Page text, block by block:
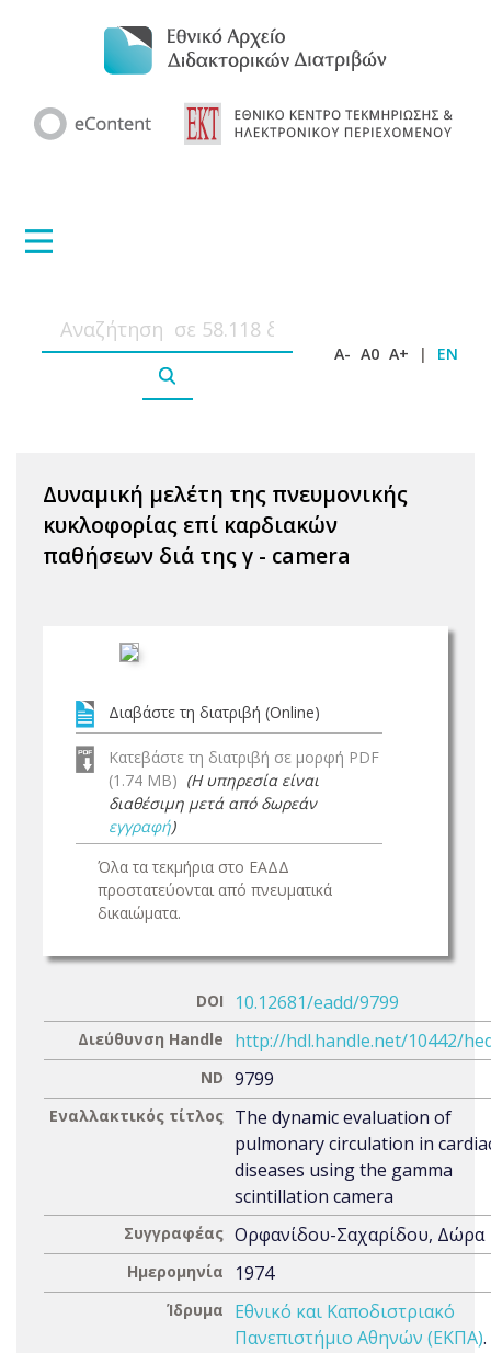
A- A0 A+ | EN
Δυναμική μελέτη της πνευμονικής
κυκλοφορίας επί καρδιακών
παθήσεων διά της γ - camera
Διαβάστε τη διατριβή (Online)
Κατεβάστε τη διατριβή σε μορφή PDF
(1.74 MB) (Η υπηρεσία είναι
διαθέσιμη μετά από δωρεάν
εγγραφή)
Όλα τα τεκμήρια στο ΕΑΔΔ
προστατεύονται από πνευματικά
δικαιώματα.
DOI 10.12681/eadd/9799
Διεύθυνση Handle http://hdl.handle.net/10442/
ND 9799
Εναλλακτικός τίτλος The dynamic evaluation of
pulmonary circulation in
diseases using the gamma
scintillation camera
Συγγραφέας Ορφανίδου-Σαχαρίδου, Δώρα
Ημερομηνία 1974
Ίδρυμα
Εθνικό και Καποδιστριακό
Πανεπιστήμιο Αθηνών (ΕΚΠΑ)